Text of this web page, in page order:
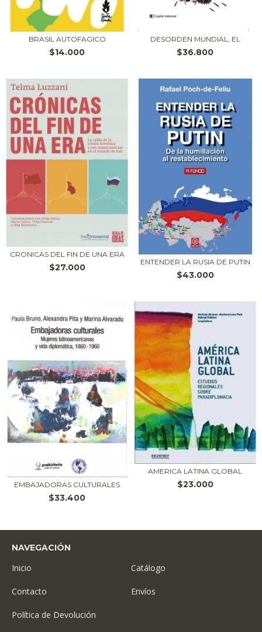
BRASIL AUTOFAGICO
$14.000
DESORDEN MUNDIAL, EL
$36.800
CRONICAS DEL FIN DE UNA ERA
$27.000
ENTENDER LA RUSIA DE PUTIN
$43.000
EMBAJADORAS CULTURALES
$33.400
AMERICA LATINA GLOBAL
$23.000
NAVEGACIÓN
Inicio Catálogo
Contacto Envíos
Política de Devolución